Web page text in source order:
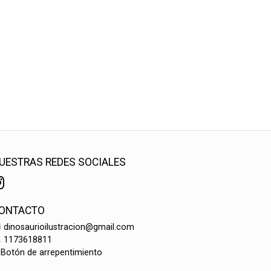
REDES SOCIALES
dinosaurioilustracion@gmail.com
1173618811
de arrepentimiento